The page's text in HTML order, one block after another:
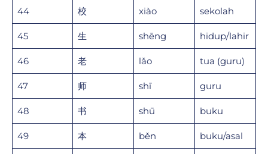
44 校 xiào sekolah
45 生 shēng hidup/lahir
46 老 lǎo tua (guru)
47 师 shī guru
48 书 shū buku
49 本 běn buku/asal